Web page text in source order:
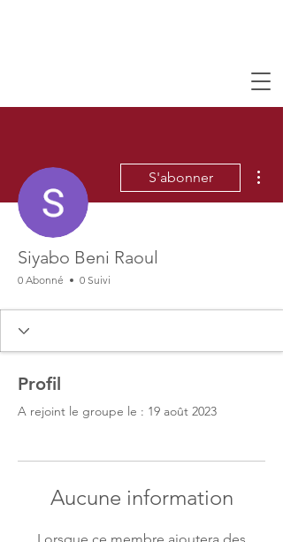
S'abonner
Siyabo Beni Raoul
0 Abonné 0 Suivi
Profil
A rejoint le groupe le : 19 août 2023
Aucune information